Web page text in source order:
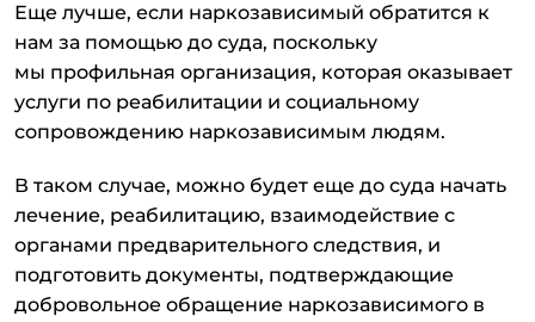
Еще лучше, если наркозависимый обратится к
нам за помощью до суда, поскольку
мы профильная организация, которая оказывает
услуги по реабилитации и социальному
сопровождению наркозависимым людям.
В таком случае, можно будет еще до суда начать
лечение, реабилитацию, взаимодействие с
органами предварительного следствия, и
подготовить документы, подтверждающие
добровольное обращение наркозависимого в